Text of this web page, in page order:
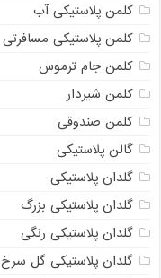
کلمن پلاستیکی آب
کلمن پلاستیکی مسافرتی
کلمن جام ترموس
کلمن شیردار
کلمن صندوقی
گالن پلاستیکی
گلدان پلاستیکی
گلدان پلاستیکی بزرگ
گلدان پلاستیکی رنگی
گلدان پلاستیکی گل سرخ